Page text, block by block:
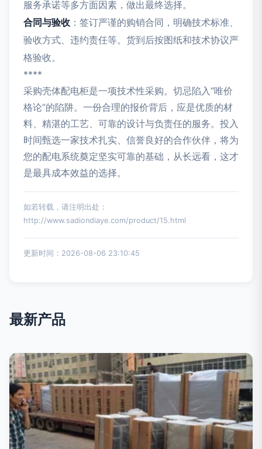
服务承诺等多方面因素，做出最终选择。
合同与验收 ：签订严谨的购销合同，明确技术标准、
验收方式、违约责任等。货到后按图纸和技术协议严
格验收。
****
采购壳体配电柜是一项技术性采购。切忌陷入“唯价
格论”的陷阱。一份合理的报价背后，应是优质的材
料、精湛的工艺、可靠的设计与负责任的服务。投入
时间甄选一家技术扎实、信誉良好的合作伙伴，将为
您的配电系统奠定坚实可靠的基础，从长远看，这才
是最具成本效益的选择。
如若转载，请注明出处：
http://www.sadiondiaye.com/product/15.html
更新时间：2026-08-06 23:10:45
最新产品